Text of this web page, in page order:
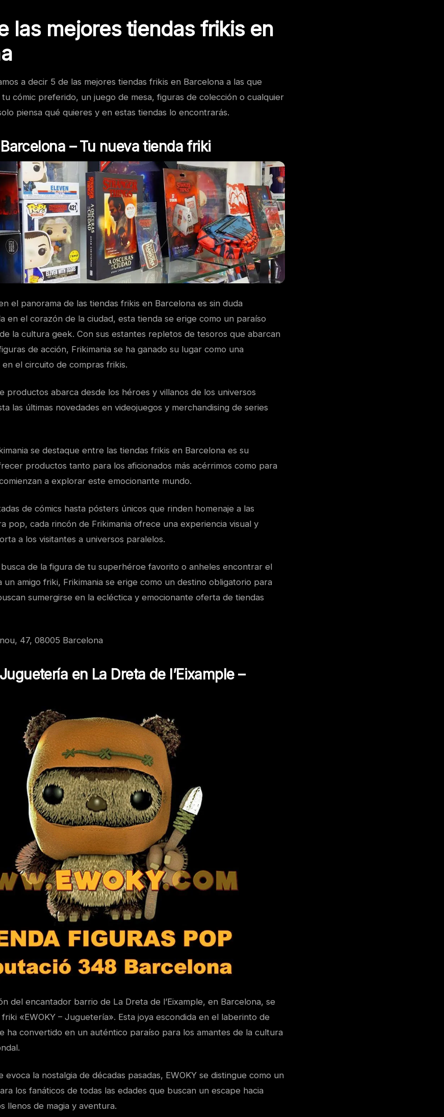
las mejores tiendas frikis en
a decir 5 de las mejores tiendas frikis en Barcelona a las que
cómic preferido, un juego de mesa, figuras de colección o cualquier
piensa qué quieres y en estas tiendas lo encontrarás.
– Tu nueva tienda friki
el panorama de las tiendas frikis en Barcelona es sin duda
en el corazón de la ciudad, esta tienda se erige como un paraíso
la cultura geek. Con sus estantes repletos de tesoros que abarcan
de acción, Frikimania se ha ganado su lugar como una
el circuito de compras frikis.
productos abarca desde los héroes y villanos de los universos
las últimas novedades en videojuegos y merchandising de series
se destaque entre las tiendas frikis en Barcelona es su
productos tanto para los aficionados más acérrimos como para
a explorar este emocionante mundo.
de cómics hasta pósters únicos que rinden homenaje a las
pop, cada rincón de Frikimania ofrece una experiencia visual y
a los visitantes a universos paralelos.
de la figura de tu superhéroe favorito o anheles encontrar el
amigo friki, Frikimania se erige como un destino obligatorio para
sumergirse en la ecléctica y emocionante oferta de tiendas
47, 08005 Barcelona
en La Dreta de l’Eixample –
del encantador barrio de La Dreta de l’Eixample, en Barcelona, se
«EWOKY – Juguetería». Esta joya escondida en el laberinto de
ha convertido en un auténtico paraíso para los amantes de la cultura
evoca la nostalgia de décadas pasadas, EWOKY se distingue como un
los fanáticos de todas las edades que buscan un escape hacia
llenos de magia y aventura.